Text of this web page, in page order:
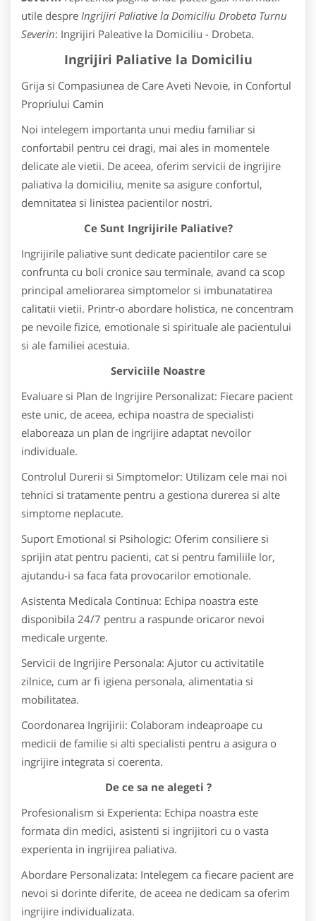
utile despre Ingrijiri Paliative la Domiciliu Drobeta Turnu
Severin: Ingrijiri Paleative la Domiciliu - Drobeta.
Ingrijiri Paliative la Domiciliu
Grija si Compasiunea de Care Aveti Nevoie, in Confortul
Propriului Camin
Noi intelegem importanta unui mediu familiar si
confortabil pentru cei dragi, mai ales in momentele
delicate ale vietii. De aceea, oferim servicii de ingrijire
paliativa la domiciliu, menite sa asigure confortul,
demnitatea si linistea pacientilor nostri.
Ce Sunt Ingrijirile Paliative?
Ingrijirile paliative sunt dedicate pacientilor care se
confrunta cu boli cronice sau terminale, avand ca scop
principal ameliorarea simptomelor si imbunatatirea
calitatii vietii. Printr-o abordare holistica, ne concentram
pe nevoile fizice, emotionale si spirituale ale pacientului
si ale familiei acestuia.
Serviciile Noastre
Evaluare si Plan de Ingrijire Personalizat: Fiecare pacient
este unic, de aceea, echipa noastra de specialisti
elaboreaza un plan de ingrijire adaptat nevoilor
individuale.
Controlul Durerii si Simptomelor: Utilizam cele mai noi
tehnici si tratamente pentru a gestiona durerea si alte
simptome neplacute.
Suport Emotional si Psihologic: Oferim consiliere si
sprijin atat pentru pacienti, cat si pentru familiile lor,
ajutandu-i sa faca fata provocarilor emotionale.
Asistenta Medicala Continua: Echipa noastra este
disponibila 24/7 pentru a raspunde oricaror nevoi
medicale urgente.
Servicii de Ingrijire Personala: Ajutor cu activitatile
zilnice, cum ar fi igiena personala, alimentatia si
mobilitatea.
Coordonarea Ingrijirii: Colaboram indeaproape cu
medicii de familie si alti specialisti pentru a asigura o
ingrijire integrata si coerenta.
De ce sa ne alegeti ?
Profesionalism si Experienta: Echipa noastra este
formata din medici, asistenti si ingrijitori cu o vasta
experienta in ingrijirea paliativa.
Abordare Personalizata: Intelegem ca fiecare pacient are
nevoi si dorinte diferite, de aceea ne dedicam sa oferim
ingrijire individualizata.